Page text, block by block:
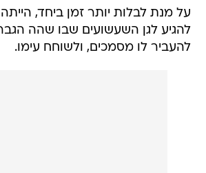
על מנת לבלות יותר זמן ביחד,
להגיע לגן השעשועים שבו שהה
להעביר לו מסמכים, ולשוחח עימו.